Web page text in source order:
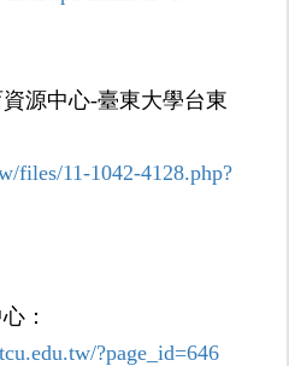
源中心-臺東大學台東
files/11-1042-4128.php?
：
?page_id=646